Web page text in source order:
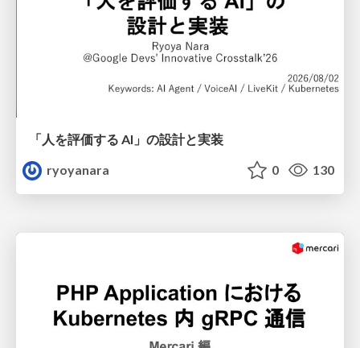
「人を評価する AI」の 設計と実装
ryoyanara
0 130